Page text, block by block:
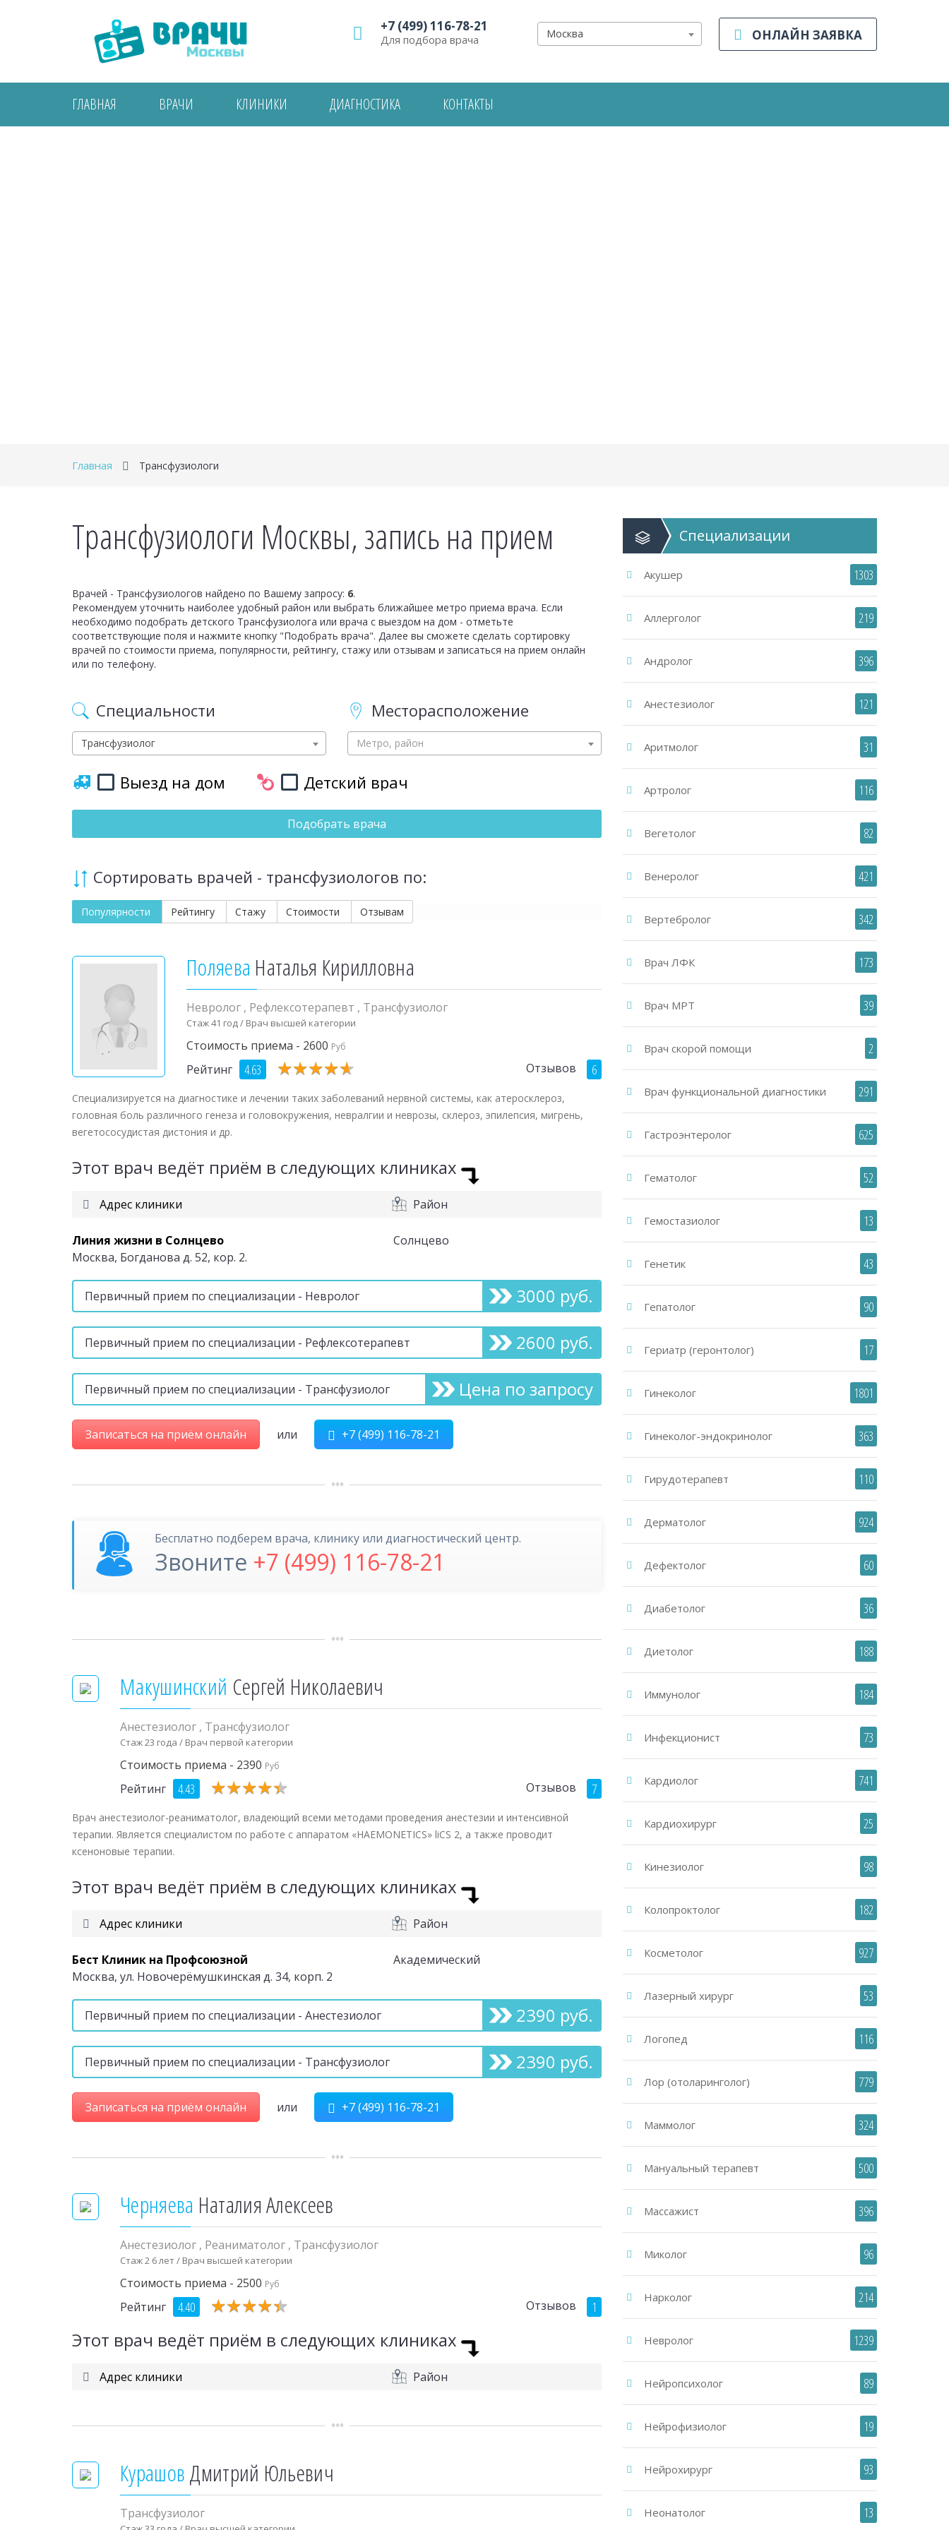
+7 (499) 116-78-21
Для подбора врача Москва ОНЛАЙН ЗАЯВКА
ГЛАВНАЯ ВРАЧИ КЛИНИКИ ДИАГНОСТИКА КОНТАКТЫ
Главная Трансфузиологи
Трансфузиологи Москвы, запись на прием
Врачей - Трансфузиологов найдено по Вашему запросу: 6.
Рекомендуем уточнить наиболее удобный район или выбрать ближайшее метро приема врача. Если
необходимо подобрать детского Трансфузиолога или врача с выездом на дом - отметьте
соответствующие поля и нажмите кнопку "Подобрать врача". Далее вы сможете сделать сортировку
врачей по стоимости приема, популярности, рейтингу, стажу или отзывам и записаться на прием онлайн
или по телефону.
Специальности
Трансфузиолог
Месторасположение
Метро, район
Выезд на дом Детский врач
Подобрать врача
Сортировать врачей - трансфузиологов по:
Популярности Рейтингу Стажу Стоимости Отзывам
Поляева Наталья Кирилловна
Невролог , Рефлексотерапевт , Трансфузиолог
Стаж 41 год / Врач высшей категории
Стоимость приема - 2600 Руб
Рейтинг 4.63 ★★★★★
★★★★★ Отзывов 6
Специализируется на диагностике и лечении таких заболеваний нервной системы, как атеросклероз,
головная боль различного генеза и головокружения, невралгии и неврозы, склероз, эпилепсия, мигрень,
вегетососудистая дистония и др.
Этот врач ведёт приём в следующих клиниках
Адрес клиники Район
Линия жизни в Солнцево
Москва, Богданова д. 52, кор. 2.
Солнцево
Первичный прием по специализации - Невролог 3000 руб.
Первичный прием по специализации - Рефлексотерапевт 2600 руб.
Первичный прием по специализации - Трансфузиолог Цена по запросу
Записаться на приём онлайн или +7 (499) 116-78-21
Бесплатно подберем врача, клинику или диагностический центр.
Звоните +7 (499) 116-78-21
Макушинский Сергей Николаевич
Анестезиолог , Трансфузиолог
Стаж 23 года / Врач первой категории
Стоимость приема - 2390 Руб
Рейтинг 4.43 ★★★★★
★★★★★ Отзывов 7
Врач анестезиолог-реаниматолог, владеющий всеми методами проведения анестезии и интенсивной
терапии. Является специалистом по работе с аппаратом «HAEMONETICS» liCS 2, а также проводит
ксеноновые терапии.
Этот врач ведёт приём в следующих клиниках
Адрес клиники Район
Бест Клиник на Профсоюзной
Москва, ул. Новочерёмушкинская д. 34, корп. 2
Академический
Первичный прием по специализации - Анестезиолог 2390 руб.
Первичный прием по специализации - Трансфузиолог 2390 руб.
Записаться на приём онлайн или +7 (499) 116-78-21
Черняева Наталия Алексеев
Анестезиолог , Реаниматолог , Трансфузиолог
Стаж 2 6 лет / Врач высшей категории
Стоимость приема - 2500 Руб
Рейтинг 4.40 ★★★★★
★★★★★ Отзывов 1
Этот врач ведёт приём в следующих клиниках
Адрес клиники Район
КурашовДмитрий Юльевич
Трансфузиолог
Специализации
Акушер 1303
Аллерголог 219
Андролог 396
Анестезиолог 121
Аритмолог 31
Артролог 116
Вегетолог 82
Венеролог 421
Вертебролог 342
Врач ЛФК 173
Врач МРТ 39
Врач скорой помощи 2
Врач функциональной диагностики 291
Гастроэнтеролог 625
Гематолог 52
Гемостазиолог 13
Генетик 43
Гепатолог 90
Гериатр (геронтолог) 17
Гинеколог 1801
Гинеколог-эндокринолог 363
Гирудотерапевт 110
Дерматолог 924
Дефектолог 60
Диабетолог 36
Диетолог 188
Иммунолог 184
Инфекционист 73
Кардиолог 741
Кардиохирург 25
Кинезиолог 98
Колопроктолог 182
Косметолог 927
Лазерный хирург 53
Логопед 116
Лор (отоларинголог) 779
Маммолог 324
Мануальный терапевт 500
Массажист 396
Миколог 96
Нарколог 214
Невролог 1239
Нейропсихолог 89
Нейрофизиолог 19
Нейрохирург 93
Неонатолог 13